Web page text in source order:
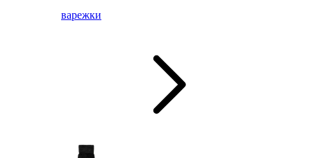
варежки